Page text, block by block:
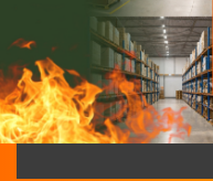
Дымогазонепроницаемые EIS-60
Из оцинкованной стали
Для котельной и бойлерной